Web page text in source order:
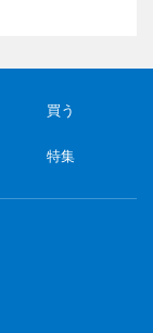
買う
特集